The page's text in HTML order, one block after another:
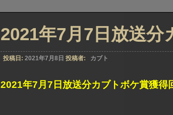
2021年7月7日放送
投稿日: 2021年7月8日 投稿者: カブト
2021年7月7日放送分カブトボケ賞獲得